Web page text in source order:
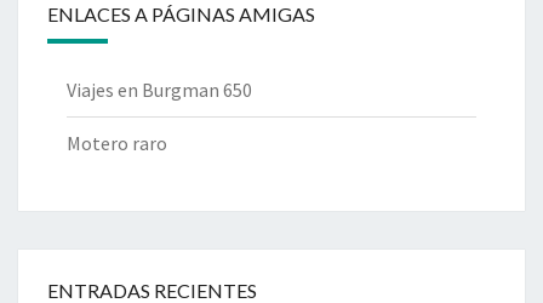
ENLACES A PÁGINAS AMIGAS
Viajes en Burgman 650
Motero raro
ENTRADAS RECIENTES